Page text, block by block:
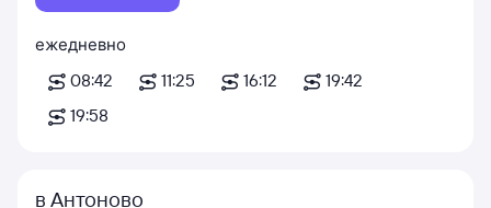
ежедневно
08:42
11:25 16:12
19:42
19:58
в Антоново